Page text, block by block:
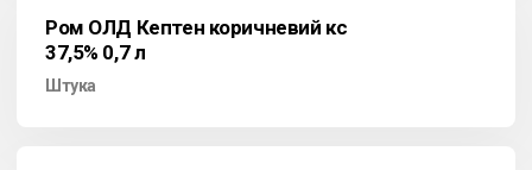
Ром ОЛД Кептен коричневий кс
37,5% 0,7 л
Штука